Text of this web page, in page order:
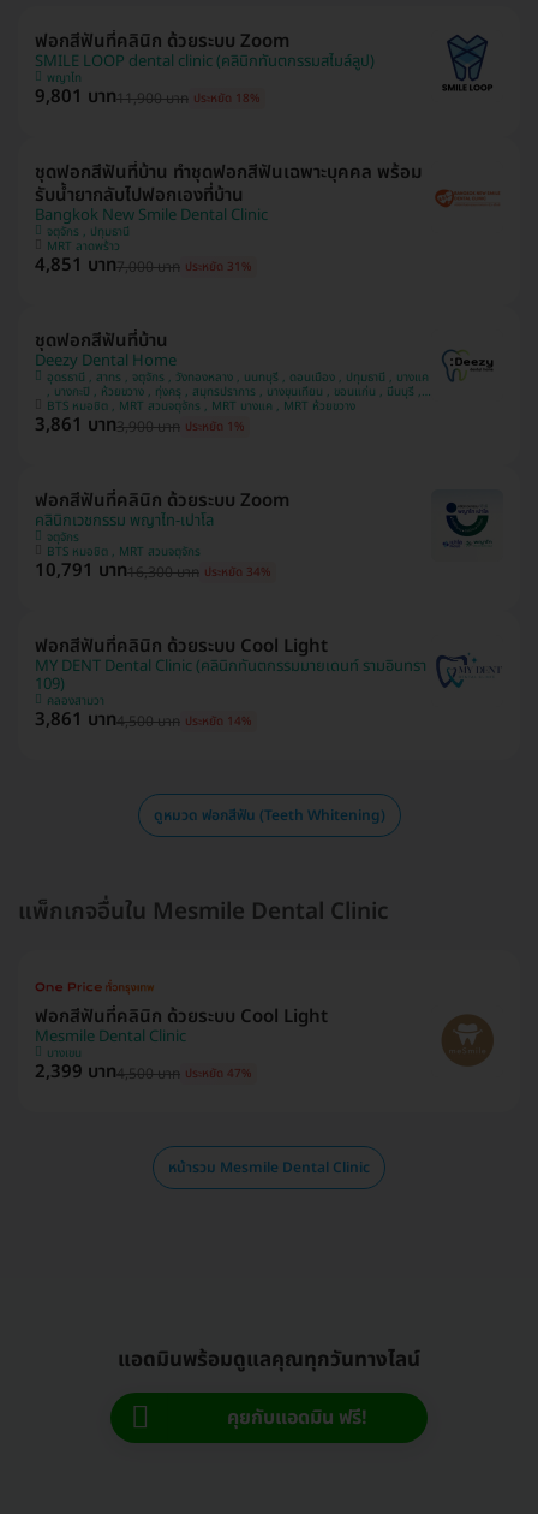
ฟอกสีฟันที่คลินิก ด้วยระบบ Zoom
SMILE LOOP dental clinic (คลินิกทันตกรรมสไมล์ลูป)
พญาไท
9,801 บาท11,900 บาท ประหยัด 18%
ชุดฟอกสีฟันที่บ้าน ทำชุดฟอกสีฟันเฉพาะบุคคล พร้อม
รับน้ำยากลับไปฟอกเองที่บ้าน
Bangkok New Smile Dental Clinic
จตุจักร , ปทุมธานี
MRT ลาดพร้าว
4,851 บาท7,000 บาท ประหยัด 31%
ชุดฟอกสีฟันที่บ้าน
Deezy Dental Home
อุดรธานี , สาทร , จตุจักร , วังทองหลาง , นนทบุรี , ดอนเมือง , ปทุมธานี , บางแค
, บางกะปิ , ห้วยขวาง , ทุ่งครุ , สมุทรปราการ , บางขุนเทียน , ขอนแก่น , มีนบุรี ,
อุบลราชธานี , บางรัก BTS หมอชิต , MRT สวนจตุจักร , MRT บางแค , MRT ห้วยขวาง
3,861 บาท3,900 บาท ประหยัด 1%
ฟอกสีฟันที่คลินิก ด้วยระบบ Zoom
คลินิกเวชกรรม พญาไท-เปาโล
จตุจักร
BTS หมอชิต , MRT สวนจตุจักร
10,791 บาท16,300 บาท ประหยัด 34%
ฟอกสีฟันที่คลินิก ด้วยระบบ Cool Light
MY DENT Dental Clinic (คลินิกทันตกรรมมายเดนท์ รามอินทรา
109)
คลองสามวา
3,861 บาท4,500 บาท ประหยัด 14%
ดูหมวด ฟอกสีฟัน (Teeth Whitening)
แพ็กเกจอื่นใน Mesmile Dental Clinic
ฟอกสีฟันที่คลินิก ด้วยระบบ Cool Light
Mesmile Dental Clinic
บางเขน
2,399 บาท4,500 บาท ประหยัด 47%
หน้ารวม Mesmile Dental Clinic
แอดมินพร้อมดูแลคุณทุกวันทางไลน์
คุยกับแอดมิน ฟรี!